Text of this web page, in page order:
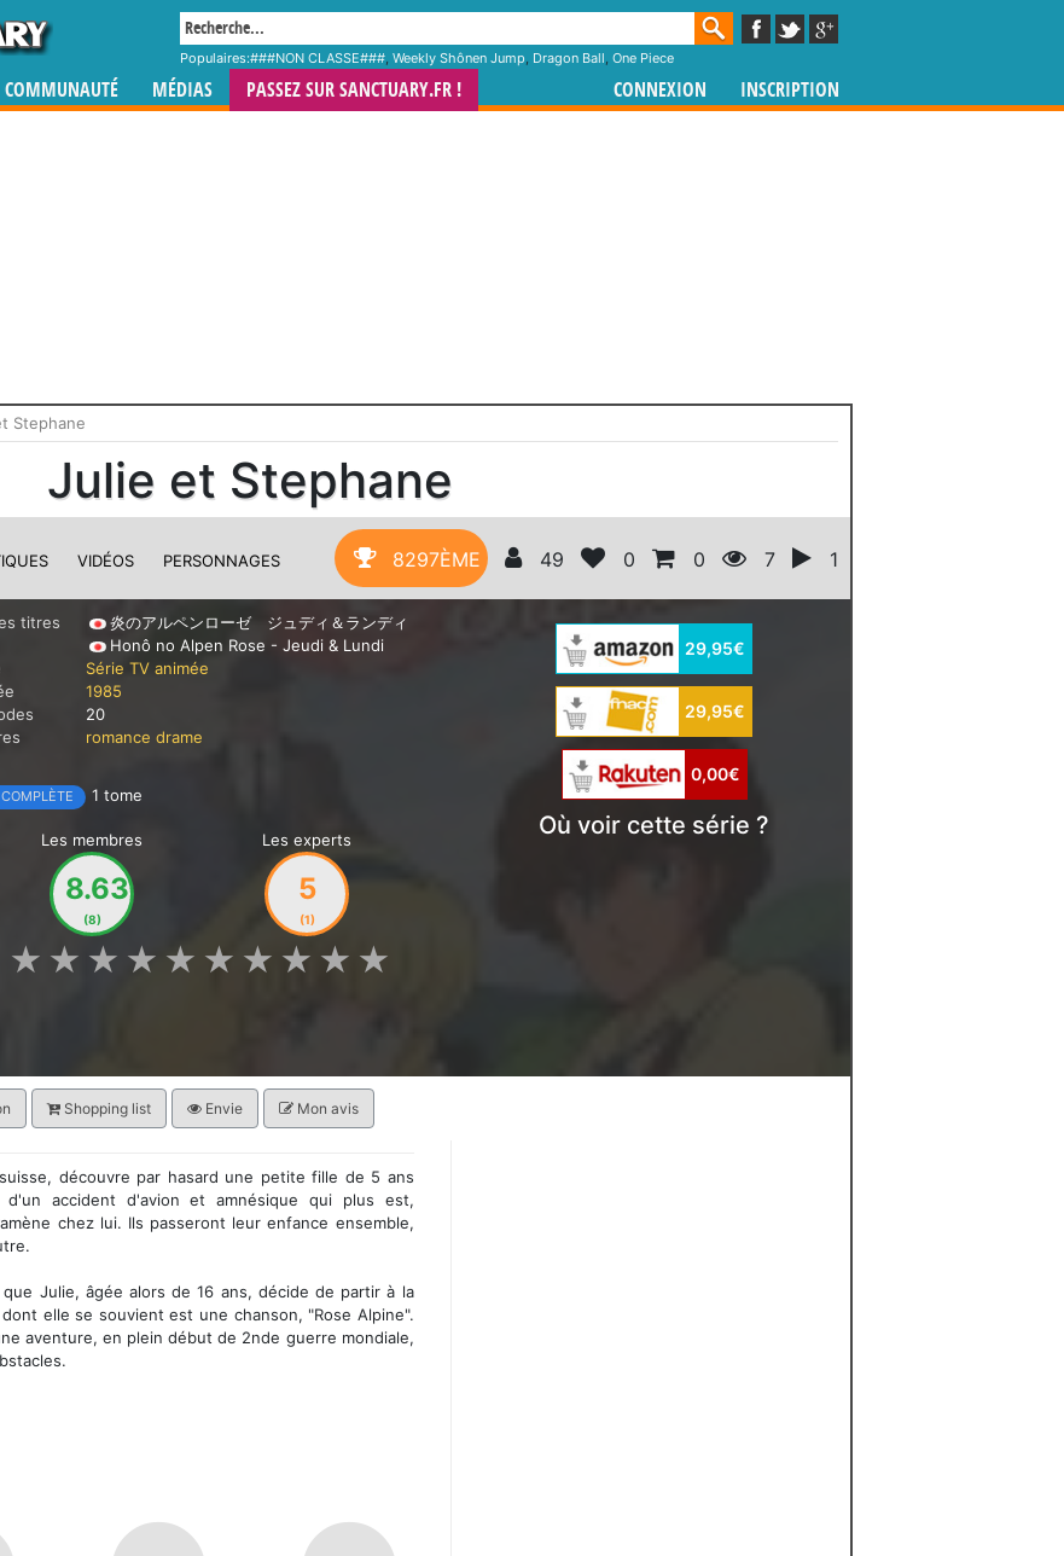
Populaires:###NON CLASSE###, Weekly Shônen Jump, Dragon Ball, One Piece
COMMUNAUTÉ MÉDIAS PASSEZ SUR SANCTUARY.FR ! CONNEXION INSCRIPTION
Stephane
Julie et Stephane
VIDÉOS PERSONNAGES 8297ÈME 49 0 0 7 1
titres
炎のアルペンローゼ ジュディ＆ランディ
Honô no Alpen Rose - Jeudi & Lundi
Série TV animée
1985
20
romance drame
1 tome
Les membres
8.63
(8)
Les experts
5
(1)
★
★
★
★
★
★
★
★
★
★
29,95€
29,95€
0,00€
Où voir cette série ?
Shopping list Envie Mon avis
découvre par hasard une petite fille de 5 ans
accident d'avion et amnésique qui plus est,
chez lui. Ils passeront leur enfance ensemble,
Julie, âgée alors de 16 ans, décide de partir à la
elle se souvient est une chanson, "Rose Alpine".
aventure, en plein début de 2nde guerre mondiale,